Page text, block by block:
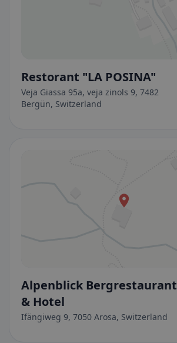
Restorant "LA POSINA"
Veja Giassa 95a, veja zinols 9, 7482
Bergün, Switzerland
Alpenblick Bergrestaurant
& Hotel
Ifängiweg 9, 7050 Arosa, Switzerland